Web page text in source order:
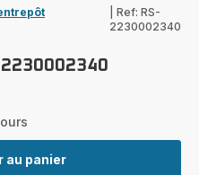
Ref: RS-
2230002340
au panier